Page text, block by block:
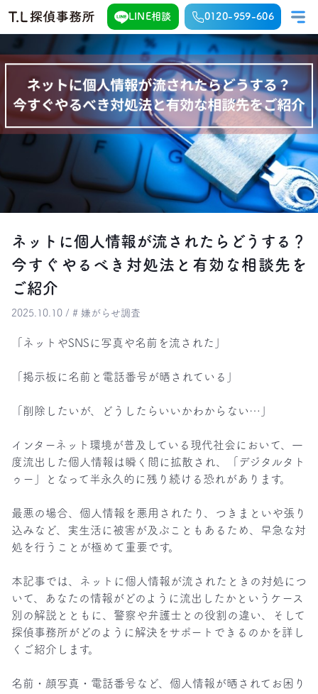
LINE相談 0120-959-606
ネットに個人情報が流されたらどうする？
今すぐやるべき対処法と有効な相談先を
ご紹介
2025.10.10 / # 嫌がらせ調査
「ネットやSNSに写真や名前を流された」
「掲示板に名前と電話番号が晒されている」
「削除したいが、どうしたらいいかわからない…」
インターネット環境が普及している現代社会において、一
度流出した個人情報は瞬く間に拡散され、「デジタルタト
ゥー」となって半永久的に残り続ける恐れがあります。
最悪の場合、個人情報を悪用されたり、つきまといや張り
込みなど、実生活に被害が及ぶこともあるため、早急な対
処を行うことが極めて重要です。
本記事では、ネットに個人情報が流されたときの対処につ
いて、あなたの情報がどのように流出したかというケース
別の解説とともに、警察や弁護士との役割の違い、そして
探偵事務所がどのように解決をサポートできるのかを詳し
くご紹介します。
名前・顔写真・電話番号など、個人情報が晒されてお困り